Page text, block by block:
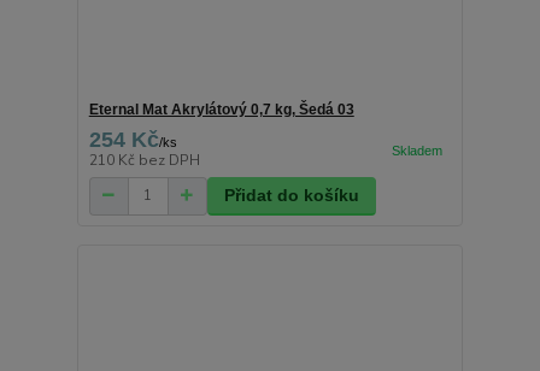
Eternal Mat Akrylátový 0,7 kg, Šedá 03
254 Kč/ks
210 Kč bez DPH
Přidat do košíku